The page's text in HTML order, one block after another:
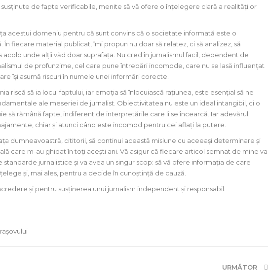
de fapte verificabile, menite să vă ofere o înțelegere clară a realităților
acestui domeniu pentru că sunt convins că o societate informată este o
fiecare material publicat, îmi propun nu doar să relatez, ci să analizez, să
acolo unde alții văd doar suprafața. Nu cred în jurnalismul facil, dependent de
de profunzime, cel care pune întrebări incomode, care nu se lasă influențat
își asumă riscuri în numele unei informări corecte.
riscă să ia locul faptului, iar emoția să înlocuiască rațiunea, este esențial să ne
ale meseriei de jurnalist. Obiectivitatea nu este un ideal intangibil, ci o
să rămână fapte, indiferent de interpretările care li se încearcă. Iar adevărul
chiar și atunci când este incomod pentru cei aflați la putere.
dumneavoastră, cititorii, să continui această misiune cu aceeași determinare și
care m-au ghidat în toți acești ani. Vă asigur că fiecare articol semnat de mine va
jurnalistice și va avea un singur scop: să vă ofere informația de care
și, mai ales, pentru a decide în cunoștință de cauză.
și pentru susținerea unui jurnalism independent și responsabil.
URMĂTOR